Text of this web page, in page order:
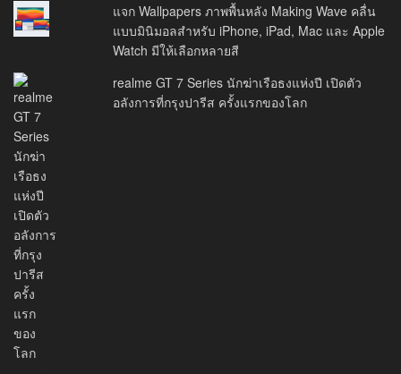
แจก Wallpapers ภาพพื้นหลัง Making Wave คลื่น
แบบมินิมอลสำหรับ iPhone, iPad, Mac และ Apple
Watch มีให้เลือกหลายสี
realme GT 7 Series นักฆ่าเรือธงแห่งปี เปิดตัว
อลังการที่กรุงปารีส ครั้งแรกของโลก